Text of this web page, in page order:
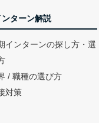
ターン解説
インターンの探し方・選
/ 職種の選び方
対策